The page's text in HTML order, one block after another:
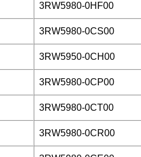
3RW5980-0HF00
3RW5980-0CS00
3RW5950-0CH00
3RW5980-0CP00
3RW5980-0CT00
3RW5980-0CR00